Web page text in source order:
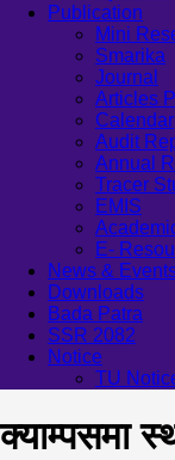
Publication
Mini
Smarika
Journal
Articles
Calendar
Audit
Annual
Tracer
EMIS
E-
News &
Downloads
Bada Patra
SSR 2082
Notice
TU
क्याम्पसमा